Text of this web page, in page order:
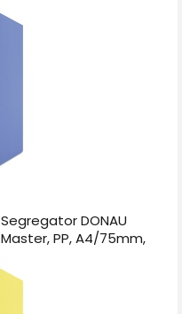
Segregator DONAU
Master, PP, A4/75mm,